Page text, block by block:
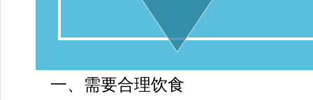
一、需要合理饮食